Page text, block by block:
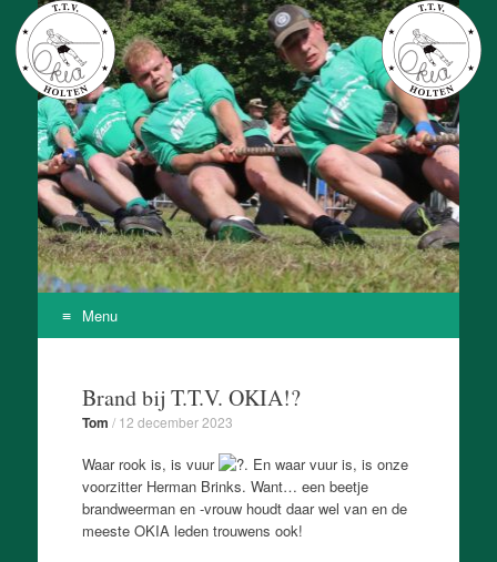
T.T.V. Okia
Onze Kracht Is Achteruit
Menu
contentBrand bij T.T.V. OKIA!?
Tom / 12 december 2023
Waar rook is, is vuur
. En waar vuur is, is onze
voorzitter Herman Brinks. Want… een beetje
brandweerman en -vrouw houdt daar wel van en de
meeste OKIA leden trouwens ook!